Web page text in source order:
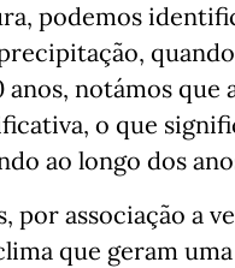
podemos
notámos que
o que
ao longo dos
por associação a
que geram